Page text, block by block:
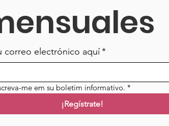
correo electrónico aquí*
me em su boletim informativo. *
¡Regístrate!